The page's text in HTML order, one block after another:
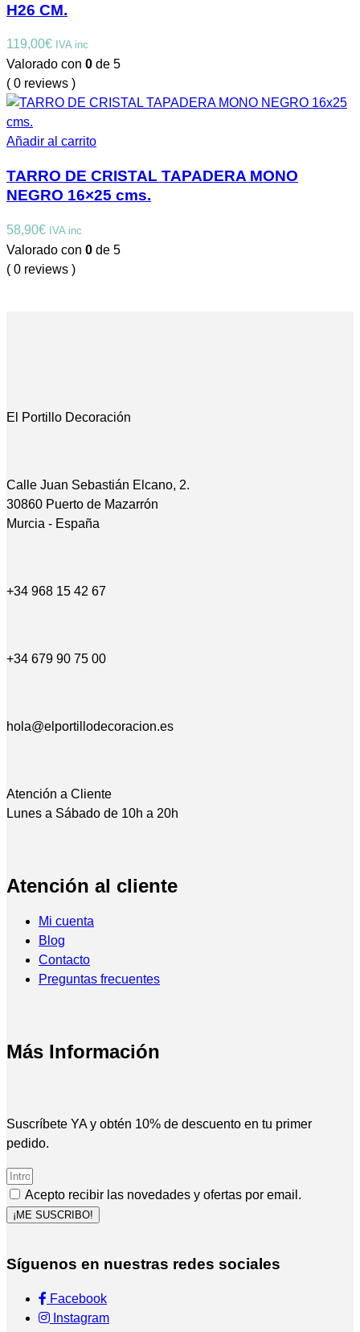
H26 CM.
119,00€ IVA inc
Valorado con 0 de 5
( 0 reviews )
Añadir al carrito
TARRO DE CRISTAL TAPADERA MONO
NEGRO 16×25 cms.
58,90€ IVA inc
Valorado con 0 de 5
( 0 reviews )
El Portillo Decoración
Calle Juan Sebastián Elcano, 2.
30860 Puerto de Mazarrón
Murcia - España
+34 968 15 42 67
+34 679 90 75 00
hola@elportillodecoracion.es
Atención a Cliente
Lunes a Sábado de 10h a 20h
Atención al cliente
Mi cuenta
Blog
Contacto
Preguntas frecuentes
Más Información
Suscríbete YA y obtén 10% de descuento en tu primer
pedido.
Acepto recibir las novedades y ofertas por email.
¡ME SUSCRIBO!
Síguenos en nuestras redes sociales
Facebook
Instagram